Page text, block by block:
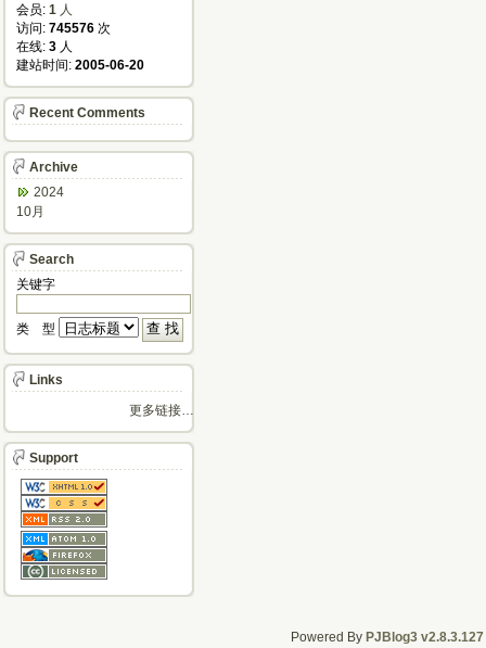
会员: 1 人
访问: 745576 次
在线: 3 人
建站时间: 2005-06-20
Recent Comments
Archive
2024
10月
Search
关键字
类 型
Links
更多链接…
Support
Powered By PJBlog3 v2.8.3.127